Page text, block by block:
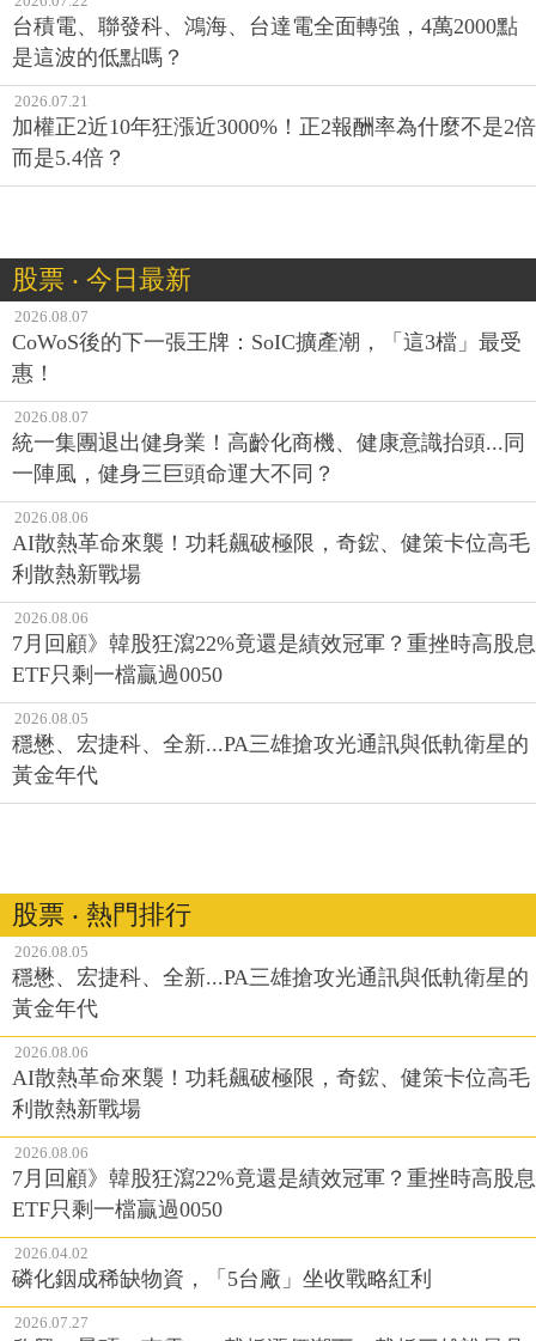
台積電、聯發科、鴻海、台達電全面轉強，4萬2000點
是這波的低點嗎？
2026.07.21
加權正2近10年狂漲近3000%！正2報酬率為什麼不是2倍
而是5.4倍？
股票 ‧ 今日最新
2026.08.07
CoWoS後的下一張王牌：SoIC擴產潮，「這3檔」最受
惠！
2026.08.07
統一集團退出健身業！高齡化商機、健康意識抬頭...同
一陣風，健身三巨頭命運大不同？
2026.08.06
AI散熱革命來襲！功耗飆破極限，奇鋐、健策卡位高毛
利散熱新戰場
2026.08.06
7月回顧》韓股狂瀉22%竟還是績效冠軍？重挫時高股息
ETF只剩一檔贏過0050
2026.08.05
穩懋、宏捷科、全新...PA三雄搶攻光通訊與低軌衛星的
黃金年代
股票 ‧ 熱門排行
2026.08.05
穩懋、宏捷科、全新...PA三雄搶攻光通訊與低軌衛星的
黃金年代
2026.08.06
AI散熱革命來襲！功耗飆破極限，奇鋐、健策卡位高毛
利散熱新戰場
2026.08.06
7月回顧》韓股狂瀉22%竟還是績效冠軍？重挫時高股息
ETF只剩一檔贏過0050
2026.04.02
磷化銦成稀缺物資，「5台廠」坐收戰略紅利
2026.07.27